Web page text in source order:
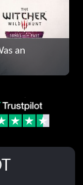
an